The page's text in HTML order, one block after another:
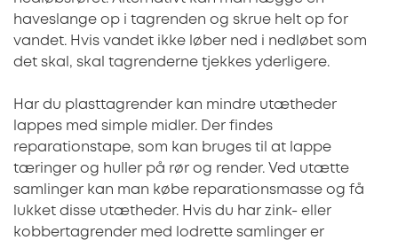
haveslange op i tagrenden og skrue helt op for
vandet. Hvis vandet ikke løber ned i nedløbet som
det skal, skal tagrenderne tjekkes yderligere.
Har du plasttagrender kan mindre utætheder
lappes med simple midler. Der findes
reparationstape, som kan bruges til at lappe
tæringer og huller på rør og render. Ved utætte
samlinger kan man købe reparationsmasse og få
lukket disse utætheder. Hvis du har zink- eller
kobbertagrender med lodrette samlinger er